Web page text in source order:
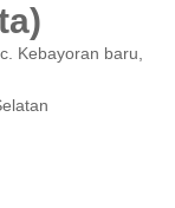
Kebayoran baru,